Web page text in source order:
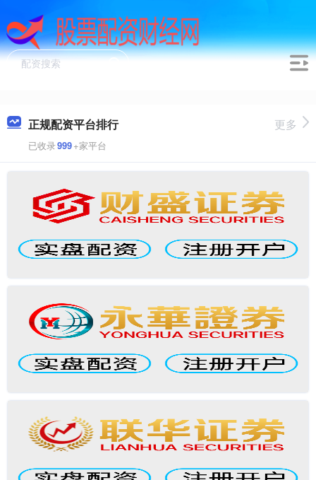
正规配资平台排行
已收录999+家平台
更多